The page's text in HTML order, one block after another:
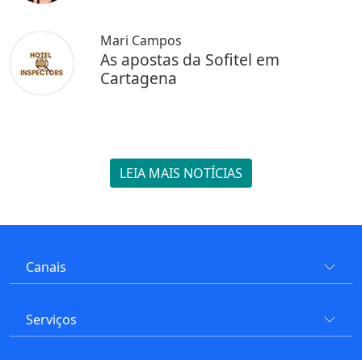
Mari Campos
As apostas da Sofitel em
Cartagena
LEIA MAIS NOTÍCIAS
Canais
Serviços